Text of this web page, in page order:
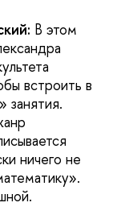
В этом
встроить в
занятия.
ничего не